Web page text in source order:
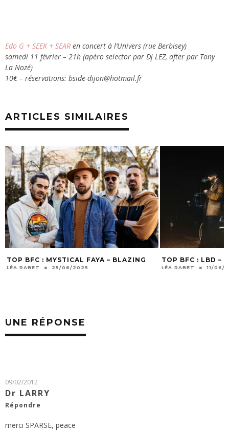
Edo G + SEEK + SEAR en concert à l’Univers (rue Berbisey)
samedi 11 février – 21h (apéro selector par Dj LEZ, after par Tony
La Nozé)
10€ – réservations: bside-dijon@hotmail.fr
ARTICLES SIMILAIRES
TOP BFC : LBD – COCCOTTI
LÉA RABET 11/06/2025
TOP BFC :
WAVES
UNE RÉPONSE
09/02/2012
Dr LARRY
Répondre
merci SPARSE, peace